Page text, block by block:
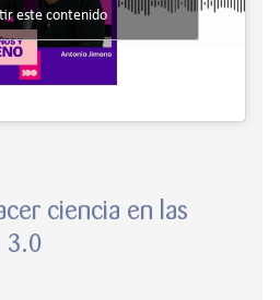
este contenido
ciencia en las
3.0